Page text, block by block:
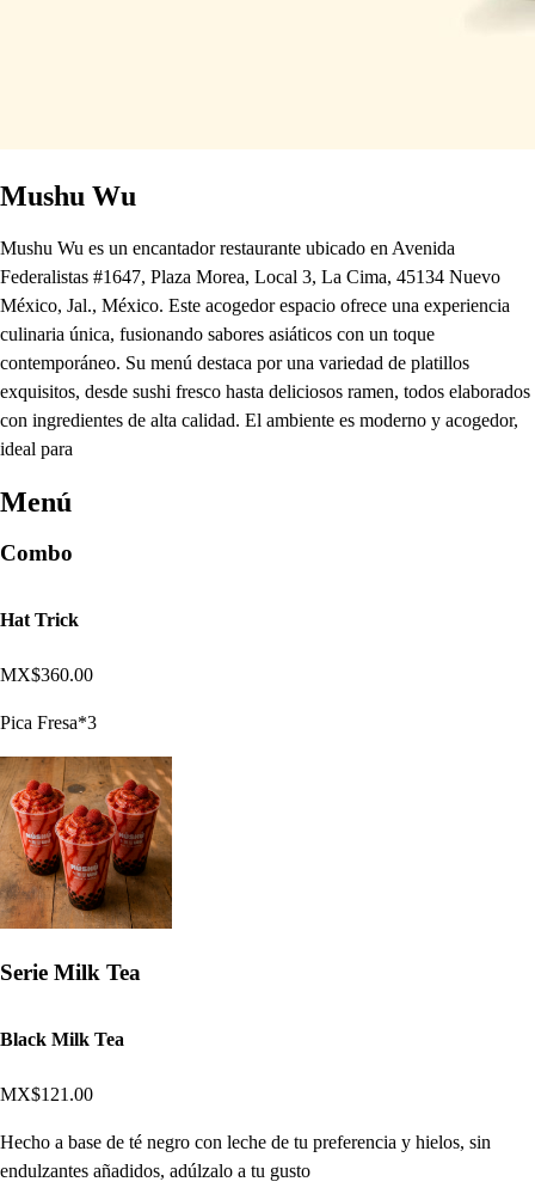
Mushu Wu
Mushu Wu es un encantador restaurante ubicado en Avenida
Federalistas #1647, Plaza Morea, Local 3, La Cima, 45134 Nuevo
México, Jal., México. Este acogedor espacio ofrece una experiencia
culinaria única, fusionando sabores asiáticos con un toque
contemporáneo. Su menú destaca por una variedad de platillos
exquisitos, desde sushi fresco hasta deliciosos ramen, todos elaborados
con ingredientes de alta calidad. El ambiente es moderno y acogedor,
ideal para
Menú
Combo
Hat Trick
MX$360.00
Pica Fresa*3
Serie Milk Tea
Black Milk Tea
MX$121.00
Hecho a base de té negro con leche de tu preferencia y hielos, sin
endulzantes añadidos, adúlzalo a tu gusto